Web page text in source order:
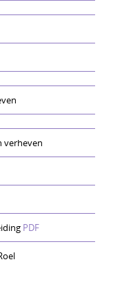
verheven
PDF